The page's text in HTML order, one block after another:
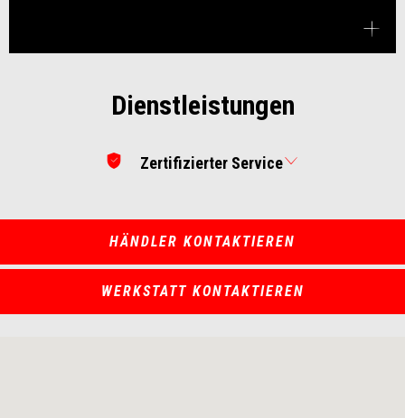
Dienstleistungen
Zertifizierter Service
HÄNDLER KONTAKTIEREN
WERKSTATT KONTAKTIEREN